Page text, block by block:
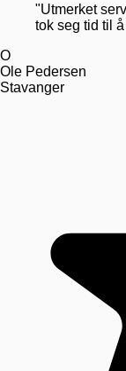
"Utmerket
tok seg tid til
O
Ole Pedersen
Stavanger